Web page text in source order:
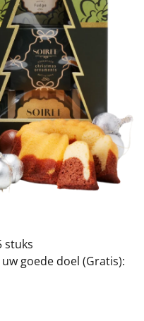
stuks
goede doel (Gratis):